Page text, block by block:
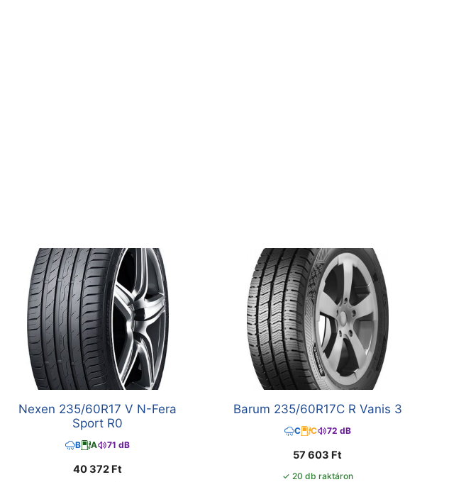
Nexen 235/60R17 V N-Fera
Sport R0
B A 71 dB
40 372 Ft
Barum 235/60R17C R Vanis 3
C C 72 dB
57 603 Ft
✓ 20 db raktáron